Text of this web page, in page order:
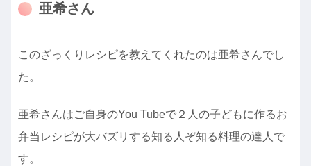
亜希さん
このざっくりレシピを教えてくれたのは亜希さんでし
た。
亜希さんはご自身のYou Tubeで２人の子どもに作るお
弁当レシピが大バズリする知る人ぞ知る料理の達人で
す。